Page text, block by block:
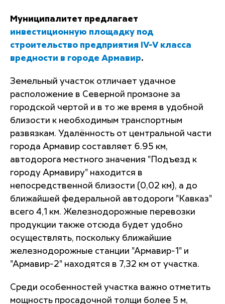
Муниципалитет предлагает
инвестиционную площадку под
строительство предприятия IV-V класса
вредности в городе Армавир.
Земельный участок отличает удачное
расположение в Северной промзоне за
городской чертой и в то же время в удобной
близости к необходимым транспортным
развязкам. Удалённость от центральной части
города Армавир составляет 6.95 км,
автодорога местного значения "Подъезд к
городу Армавиру" находится в
непосредственной близости (0,02 км), а до
ближайшей федеральной автодороги "Кавказ"
всего 4,1 км. Железнодорожные перевозки
продукции также отсюда будет удобно
осуществлять, поскольку ближайшие
железнодорожные станции "Армавир-1" и
"Армавир-2" находятся в 7,32 км от участка.
Среди особенностей участка важно отметить
мощность просадочной толщи более 5 м,